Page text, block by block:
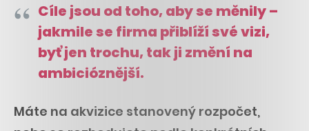
Cíle jsou od toho, aby se měnily –
jakmile se firma přiblíží své vizi,
byť jen trochu, tak ji změní na
ambicióznější.
Máte na akvizice stanovený rozpočet,